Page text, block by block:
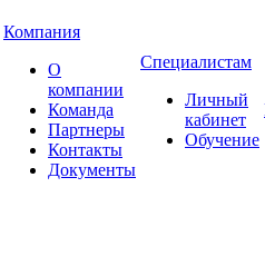
Компания
О
компании
Команда
Партнеры
Контакты
Документы
Специалистам
Личный
кабинет
Обучение